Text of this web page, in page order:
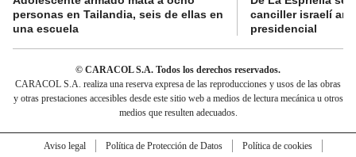
personas en Tailandia, seis de ellas en
una escuela
canciller israelí
presidencial
© CARACOL S.A. Todos los derechos reservados.
CARACOL S.A. realiza una reserva expresa de las reproducciones y usos de las obras
y otras prestaciones accesibles desde este sitio web a medios de lectura mecánica u otros
medios que resulten adecuados.
Aviso legal Política de Protección de Datos
Política de cookies